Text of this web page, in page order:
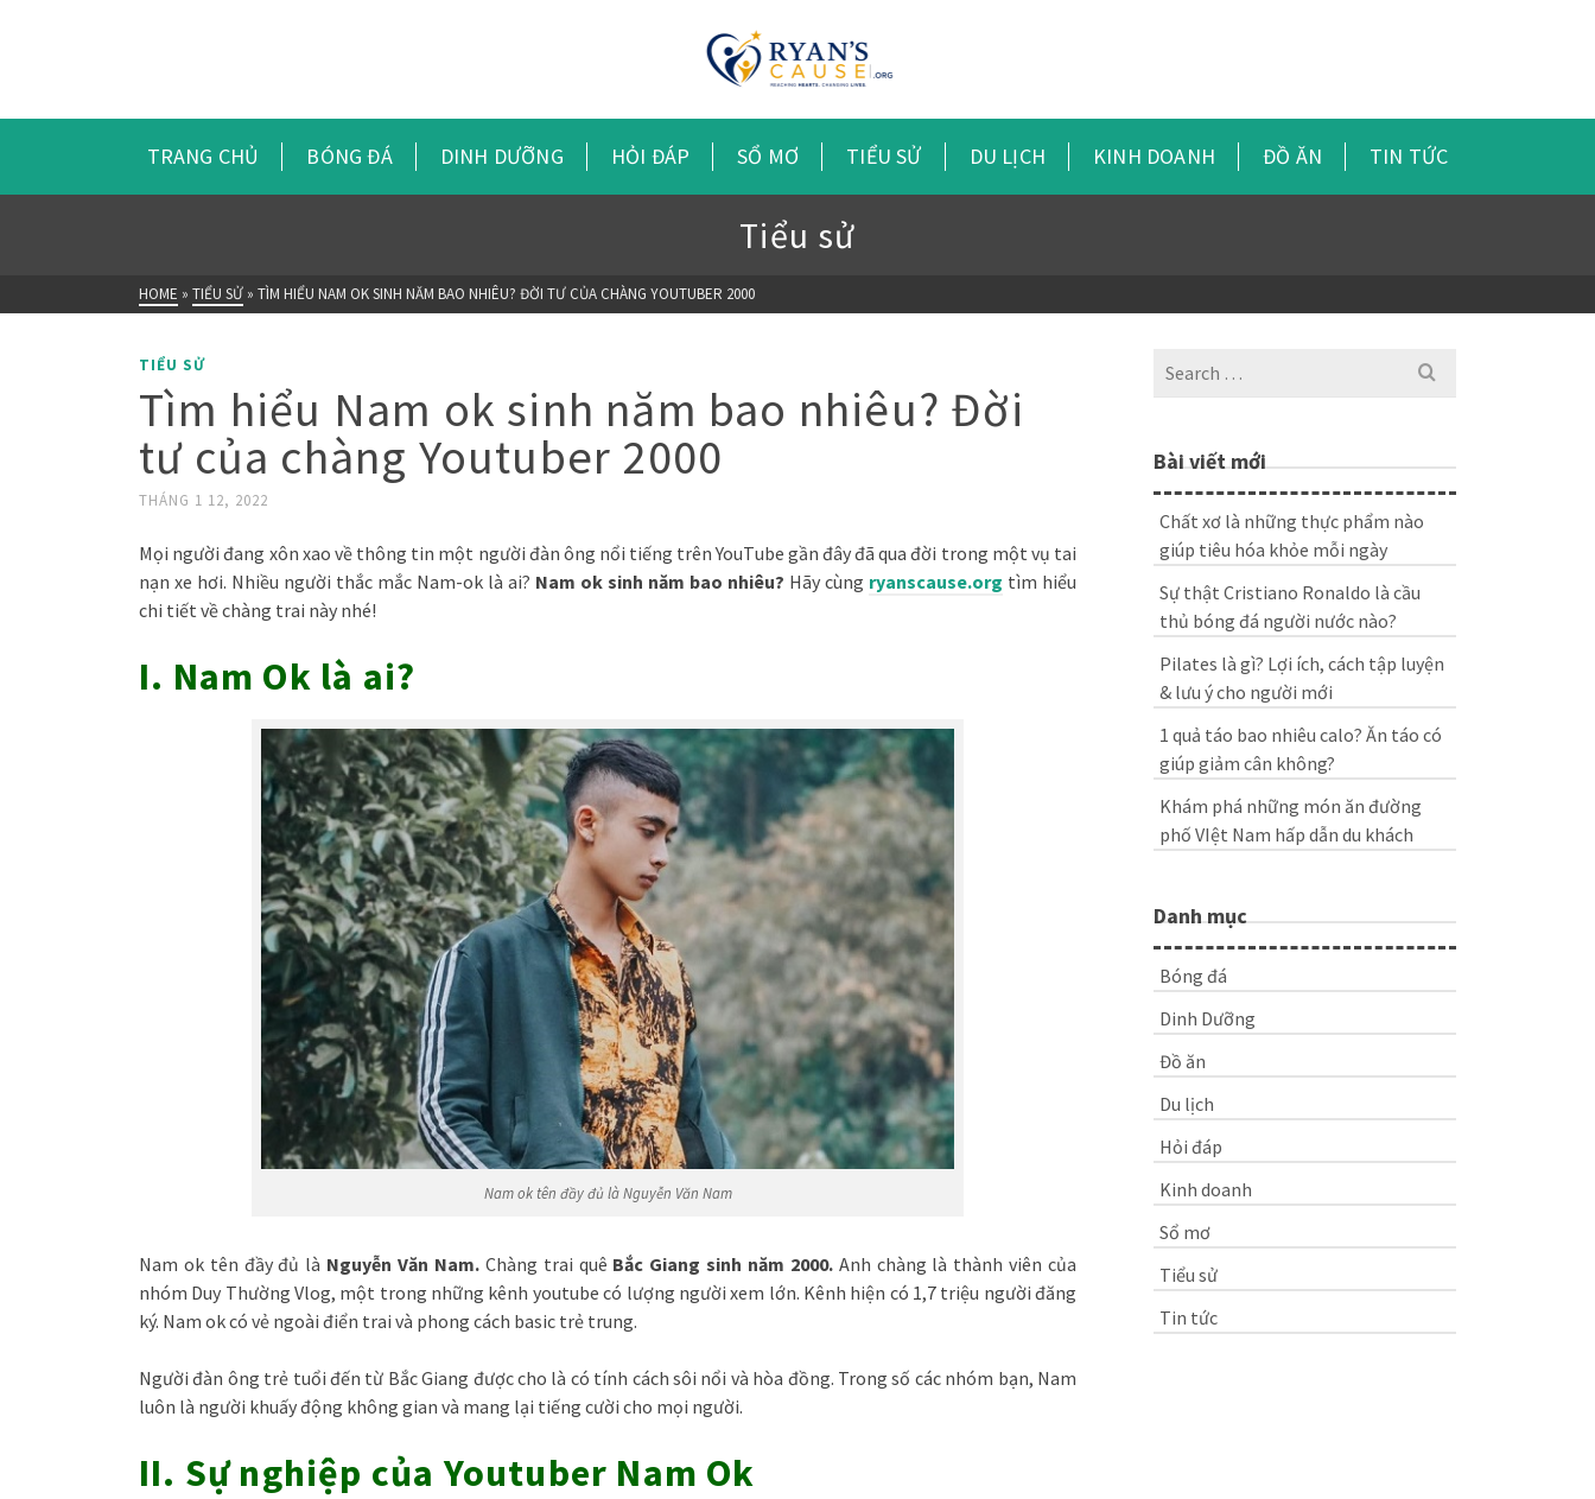
TRANG CHỦ BÓNG ĐÁ DINH DƯỠNG HỎI ĐÁP SỔ MƠ TIỂU SỬ DU LỊCH KINH DOANH ĐỒ ĂN TIN TỨC
Tiểu sử
HOME » TIỂU SỬ » TÌM HIỂU NAM OK SINH NĂM BAO NHIÊU? ĐỜI TƯ CỦA CHÀNG YOUTUBER 2000
TIỂU SỬ
Tìm hiểu Nam ok sinh năm bao nhiêu? Đời
tư của chàng Youtuber 2000
THÁNG 1 12, 2022
Mọi người đang xôn xao về thông tin một người đàn ông nổi tiếng trên YouTube gần đây đã qua đời trong một vụ tai
nạn xe hơi. Nhiều người thắc mắc Nam-ok là ai? Nam ok sinh năm bao nhiêu? Hãy cùng ryanscause.org tìm hiểu
chi tiết về chàng trai này nhé!
I. Nam Ok là ai?
Nam ok tên đầy đủ là Nguyễn Văn Nam
Nam ok tên đầy đủ là Nguyễn Văn Nam.Chàng trai quê Bắc Giang sinh năm 2000. Anh chàng là thành viên của
nhóm Duy Thường Vlog, một trong những kênh youtube có lượng người xem lớn. Kênh hiện có 1,7 triệu người đăng
ký. Nam ok có vẻ ngoài điển trai và phong cách basic trẻ trung.
Người đàn ông trẻ tuổi đến từ Bắc Giang được cho là có tính cách sôi nổi và hòa đồng. Trong số các nhóm bạn, Nam
luôn là người khuấy động không gian và mang lại tiếng cười cho mọi người.
II. Sự nghiệp của Youtuber Nam Ok
Search
Bài viết mới
Chất xơ là những thực phẩm nào
giúp tiêu hóa khỏe mỗi ngày
Sự thật Cristiano Ronaldo là cầu
thủ bóng đá người nước nào?
Pilates là gì? Lợi ích, cách tập luyện
& lưu ý cho người mới
1 quả táo bao nhiêu calo? Ăn táo có
giúp giảm cân không?
Khám phá những món ăn đường
phố VIệt Nam hấp dẫn du khách
Danh mục
Bóng đá
Dinh Dưỡng
Đồ ăn
Du lịch
Hỏi đáp
Kinh doanh
Sổ mơ
Tiểu sử
Tin tức